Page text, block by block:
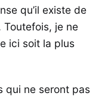
qu’il existe de
Toutefois, je ne
ici soit la plus
qui ne seront pas